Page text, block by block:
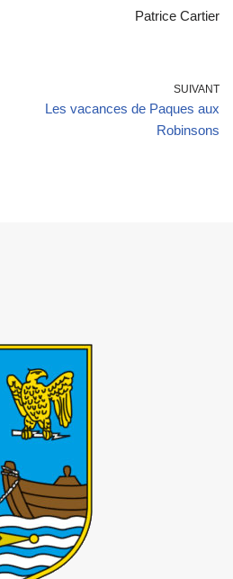
Patrice Cartier
SUIVANT
Les vacances de Paques aux
Robinsons